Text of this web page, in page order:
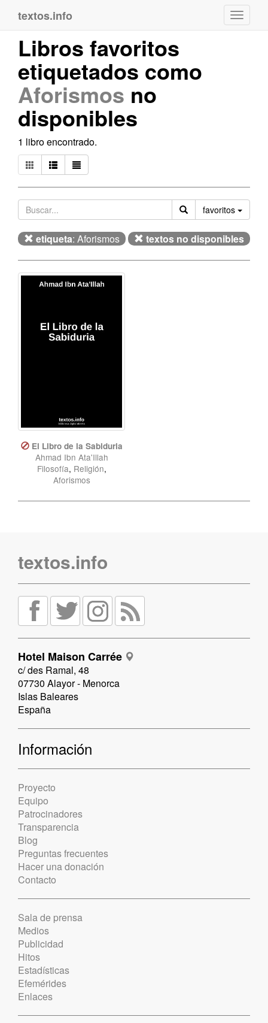
textos.info
Libros favoritos
etiquetados como
Aforismos no
disponibles
1 libro encontrado.
favoritos
etiqueta: Aforismos textos no disponibles
El Libro de la Sabiduria
Ahmad Ibn Ata'Illah
Filosofía, Religión,
Aforismos
textos.info
Hotel Maison Carrée
c/ des Ramal, 48
07730 Alayor - Menorca
Islas Baleares
España
Información
Proyecto
Equipo
Patrocinadores
Transparencia
Blog
Preguntas frecuentes
Hacer una donación
Contacto
Sala de prensa
Medios
Publicidad
Hitos
Estadísticas
Efemérides
Enlaces